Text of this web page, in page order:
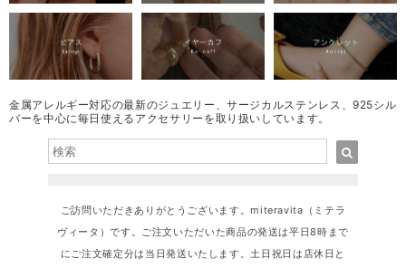
金属アレルギー対応の最新のジュエリー、サージカルステンレス、925シル
バーを中心に毎日使えるアクセサリーを取り扱いしています。
ご訪問いただきありがとうございます。miteravita（ミテラ
ヴィータ）です。ご注文いただいた商品の発送は平日8時まで
にご注文確定分は当日発送いたします。土日祝日は店休日と